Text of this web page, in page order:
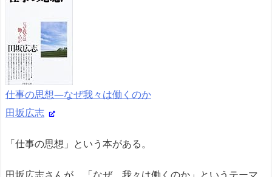
仕事の思想―なぜ我々は働くのか
田坂広志
「仕事の思想」という本がある。